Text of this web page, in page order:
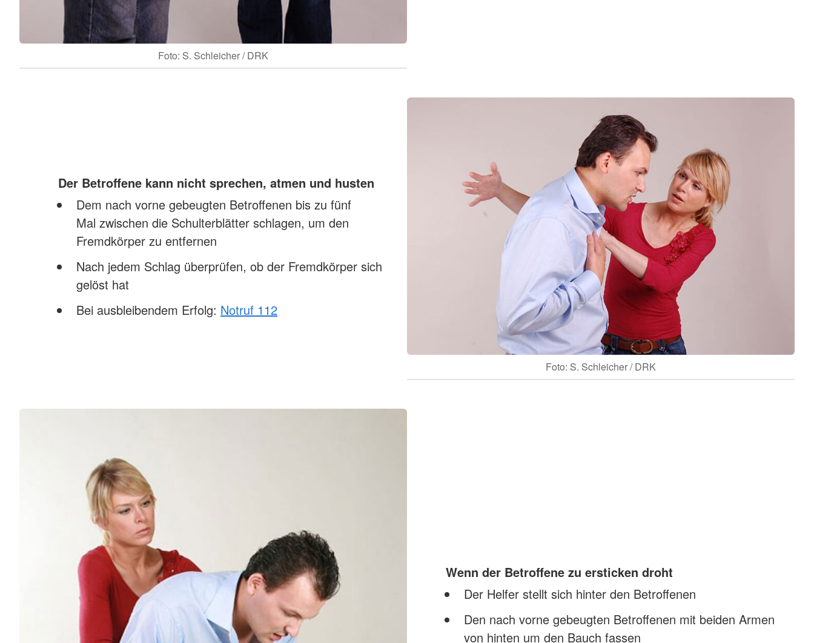
Foto: S. Schleicher / DRK
Foto: S. Schleicher / DRK
Der Betroffene kann nicht sprechen, atmen und husten
Dem nach vorne gebeugten Betroffenen bis zu fünf
Mal zwischen die Schulterblätter schlagen, um den
Fremdkörper zu entfernen
Nach jedem Schlag überprüfen, ob der Fremdkörper sich
gelöst hat
Bei ausbleibendem Erfolg: Notruf 112
Wenn der Betroffene zu ersticken droht
Der Helfer stellt sich hinter den Betroffenen
Den nach vorne gebeugten Betroffenen mit beiden Armen
von hinten um den Bauch fassen